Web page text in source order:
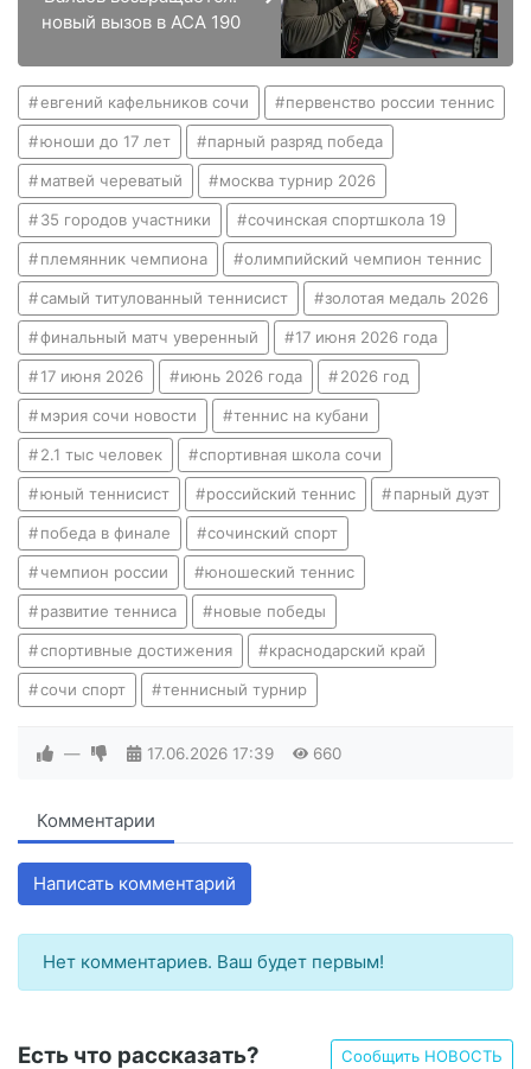
новый вызов в ACA 190
евгений кафельников сочи первенство россии теннис
юноши до 17 лет парный разряд победа
матвей череватый москва турнир 2026
35 городов участники сочинская спортшкола 19
племянник чемпиона олимпийский чемпион теннис
самый титулованный теннисист золотая медаль 2026
финальный матч уверенный 17 июня 2026 года
17 июня 2026 июнь 2026 года 2026 год
мэрия сочи новости теннис на кубани
2.1 тыс человек спортивная школа сочи
юный теннисист российский теннис парный дуэт
победа в финале сочинский спорт
чемпион россии юношеский теннис
развитие тенниса новые победы
спортивные достижения краснодарский край
сочи спорт теннисный турнир
— 17.06.2026 17:39 660
Комментарии
Написать комментарий
Нет комментариев. Ваш будет первым!
Есть что рассказать? Сообщить НОВОСТЬ